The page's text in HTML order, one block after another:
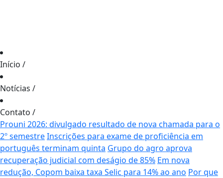
Início /
Notícias /
Contato /
Prouni 2026: divulgado resultado de nova chamada para o
2º semestreInscrições para exame de proficiência em
português terminam quinta Grupo do agro aprova
recuperação judicial com deságio de 85% Em nova
redução, Copom baixa taxa Selic para 14% ao ano Por que